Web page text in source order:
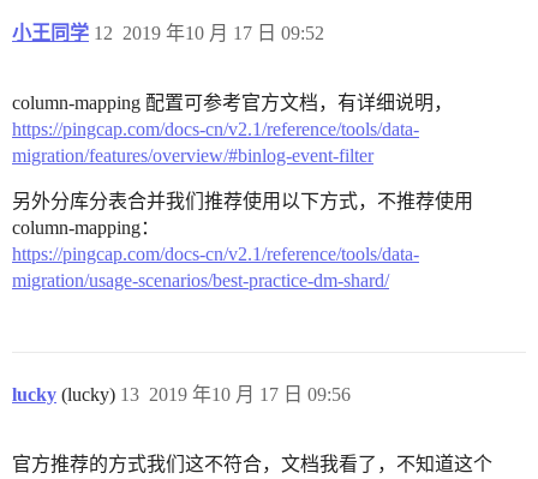
小王同学 2019 年10 月 17 日 09:52
12
column-mapping 配置可参考官方文档，有详细说明，
https://pingcap.com/docs-cn/v2.1/reference/tools/data-
migration/features/overview/#binlog-event-filter
另外分库分表合并我们推荐使用以下方式，不推荐使用
column-mapping：
https://pingcap.com/docs-cn/v2.1/reference/tools/data-
migration/usage-scenarios/best-practice-dm-shard/
lucky (lucky) 2019 年10 月 17 日 09:56
13
官方推荐的方式我们这不符合，文档我看了，不知道这个